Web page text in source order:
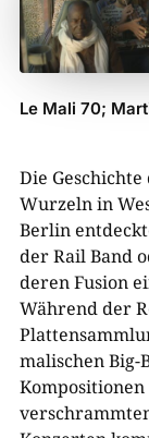
Le Mali 70;
Die
Wurzeln in
Berlin
der Rail Band
deren Fusion
Während der
malischen Big-